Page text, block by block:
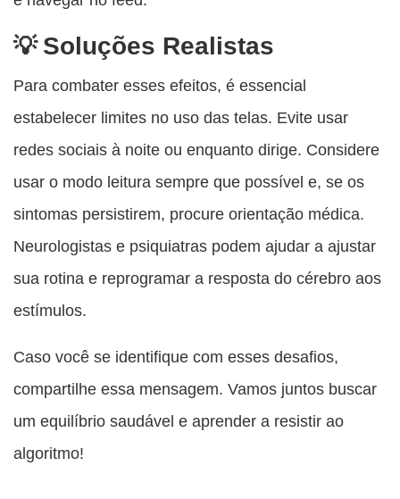
Soluções Realistas
Para combater esses efeitos, é essencial
estabelecer limites no uso das telas. Evite usar
redes sociais à noite ou enquanto dirige. Considere
usar o modo leitura sempre que possível e, se os
sintomas persistirem, procure orientação médica.
Neurologistas e psiquiatras podem ajudar a ajustar
sua rotina e reprogramar a resposta do cérebro aos
estímulos.
Caso você se identifique com esses desafios,
compartilhe essa mensagem. Vamos juntos buscar
um equilíbrio saudável e aprender a resistir ao
algoritmo!